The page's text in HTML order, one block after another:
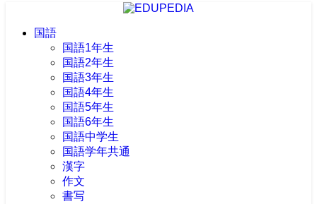
国語
国語1年生
国語2年生
国語3年生
国語4年生
国語5年生
国語6年生
国語中学生
国語学年共通
漢字
作文
書写